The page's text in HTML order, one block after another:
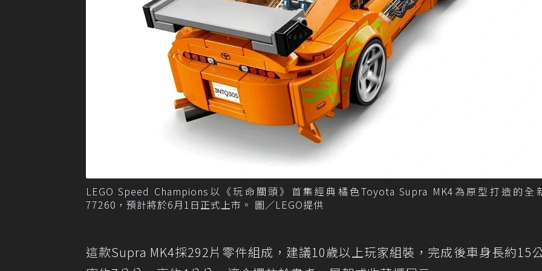
LEGO Speed Champions以《玩命關頭》首集經典橘色Toyota Supra MK4為原型打造的全
77260，預計將於6月1日正式上市。 圖／LEGO提供
這款Supra MK4採292片零件組成，建議10歲以上玩家組裝，完成後車身長約15